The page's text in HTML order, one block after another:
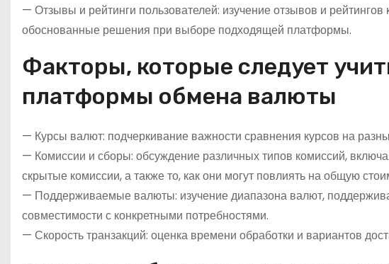
— Отзывы и рейтинги пользователей: изучение отзывов и
обоснованные решения при выборе подходящей платформы.
Факторы, которые следует
платформы обмена валюты
— Курсы валют: подчеркивание важности сравнения курсов на
— Комиссии и сборы: обсуждение различных типов комиссий,
скрытые комиссии, а также то, как они могут повлиять на общую
— Поддерживаемые валюты: изучение диапазона валют,
совместимости с конкретными потребностями.
— Скорость транзакций: оценка времени обработки и вариантов